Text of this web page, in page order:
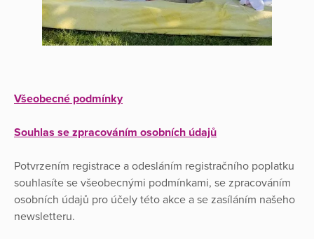
Všeobecné podmínky
Souhlas se zpracováním osobních údajů
Potvrzením registrace a odesláním registračního poplatku
souhlasíte se všeobecnými podmínkami, se zpracováním
osobních údajů pro účely této akce a se zasíláním našeho
newsletteru.